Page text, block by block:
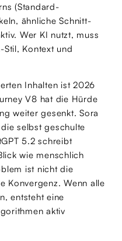
(Standard-
ähnliche Schnitt-
Wer KI nutzt, muss
Stil, Kontext und
Inhalten ist 2026
V8 hat die Hürde
weiter gesenkt. Sora
selbst geschulte
5.2 schreibt
wie menschlich
ist nicht die
Konvergenz. Wenn alle
entsteht eine
aktiv